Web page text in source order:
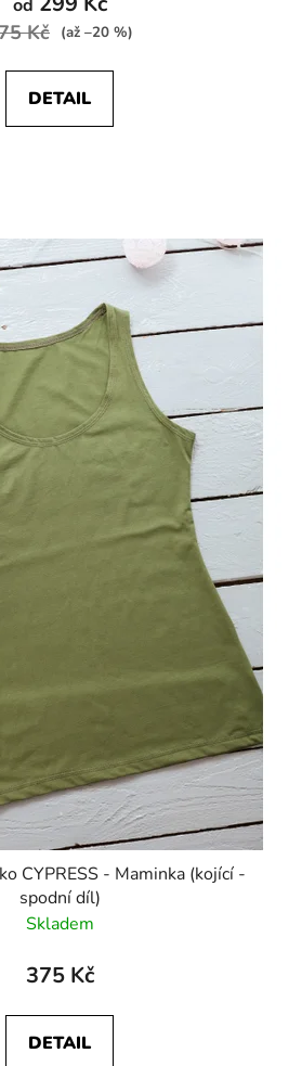
od
Kč (až –20 %)
DETAIL
CYPRESS - Maminka (kojící -
spodní díl)
Skladem
375 Kč
DETAIL